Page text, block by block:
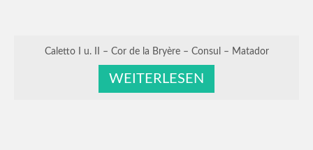
Caletto I u. II – Cor de la Bryère – Consul – Matador
WEITERLESEN